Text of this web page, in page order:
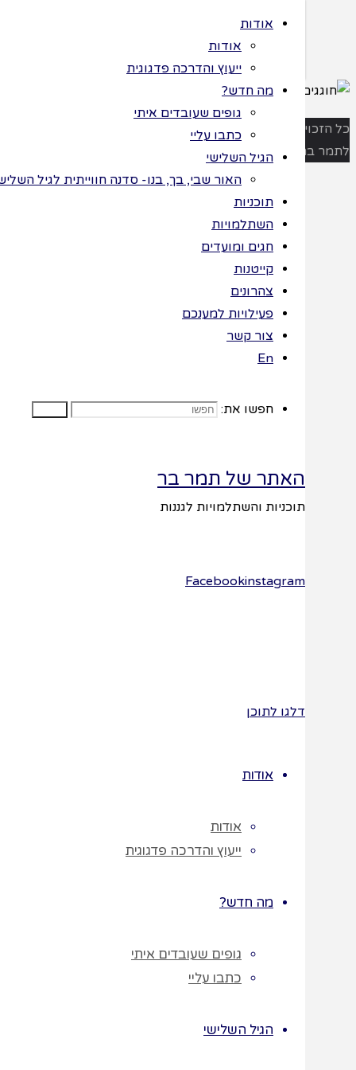
ייעוץ והדרכה פדגוגית
מה חדש?
גופים שעובדים איתי
כתבו עליי
הגיל השלישי
האור שבי, בך, בנו- סדנה חווייתית לגיל השלישי לחג
תוכניות
השתלמויות
חגים ומועדים
קייטנות
צהרונים
פעילויות למענכם
צור קשר
חפשו את:
האתר של תמר בר
תוכניות והשתלמויות לגננות
Facebookinstagram
דלגו לתוכן
ייעוץ והדרכה פדגוגית
מה חדש?
גופים שעובדים איתי
כתבו עליי
הגיל השלישי
>תוכניות
חוגגים
בצבעים
–
חוברת
עבודה
האימייל שלך
* מילוי כתובת
קבלת פרסומת
ומידע מתמר בר
הערכה : תמר בר
שמורות
©